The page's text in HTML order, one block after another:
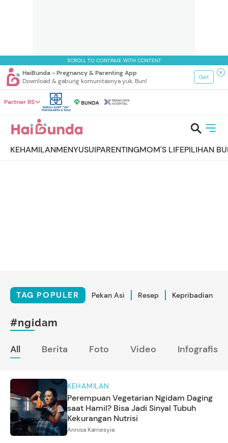
SCROLL TO CONTINUE WITH CONTENT
HaiBunda - Pregnancy & Parenting App
Download & gabung komunitasnya yuk, Bun!
Get
Partner RS
KEHAMILANMENYUSUIPARENTINGMOM'S LIFEPILIHAN
TAG POPULER Pekan Asi Resep Kepribadian
#ngidam
All Berita Foto Video Infografis
KEHAMILAN
Perempuan Vegetarian Ngidam Daging
saat Hamil? Bisa Jadi Sinyal Tubuh
Kekurangan Nutrisi
Annisa Karnesyia